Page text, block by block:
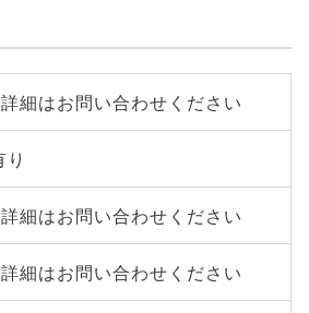
細はお問い合わせください
り
細はお問い合わせください
細はお問い合わせください